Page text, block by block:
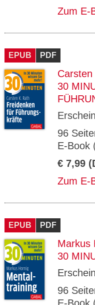
Zum E-
EPUB PDF
30
96
E-Book
€ 7,99
Zum E-
EPUB PDF
Markus
30
96